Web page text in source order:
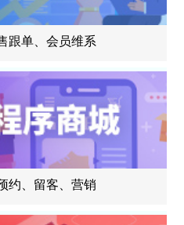
跟单、会员维系
约、留客、营销